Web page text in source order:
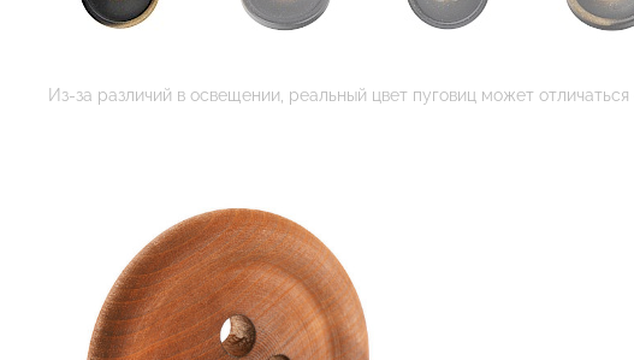
Из-за различий в освещении, реальный цвет пуговиц может отличаться